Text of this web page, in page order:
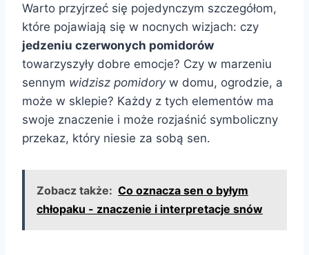
Warto przyjrzeć się pojedynczym szczegółom,
które pojawiają się w nocnych wizjach: czy
jedzeniu czerwonych pomidorów
towarzyszyły dobre emocje? Czy w marzeniu
sennym widzisz pomidoryw domu, ogrodzie, a
może w sklepie? Każdy z tych elementów ma
swoje znaczenie i może rozjaśnić symboliczny
przekaz, który niesie za sobą sen.
Zobacz także: Co oznacza sen o byłym
chłopaku - znaczenie i interpretacje snów